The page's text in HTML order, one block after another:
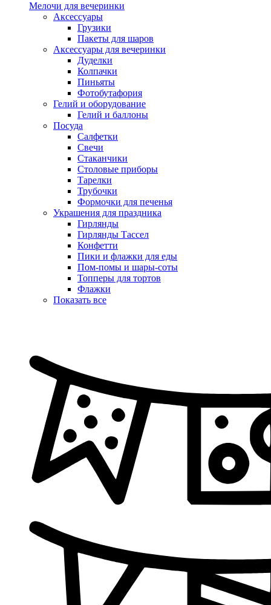
Мелочи для вечеринки
Аксессуары
Грузики
Пакеты для шаров
Аксессуары для вечеринки
Дуделки
Колпачки
Пиньяты
Фотобутафория
Гелий и оборудование
Гелий и баллоны
Посуда
Салфетки
Свечи
Стаканчики
Столовые приборы
Тарелки
Трубочки
Формочки для печенья
Украшения для праздника
Гирлянды
Гирлянды Тассел
Конфетти
Пики и флажки для еды
Пом-помы и шары-соты
Топперы для тортов
Флажки
Показать все